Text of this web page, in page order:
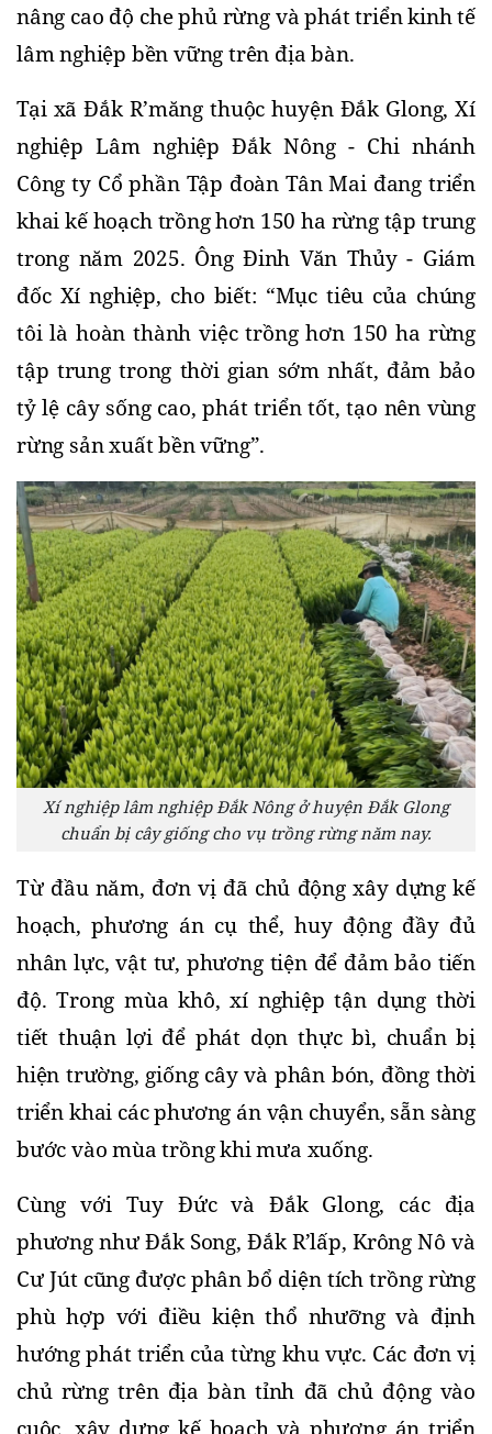
nâng cao độ che phủ rừng và phát triển kinh tế
lâm nghiệp bền vững trên địa bàn.
Tại xã Đắk R’măng thuộc huyện Đắk Glong, Xí
nghiệp Lâm nghiệp Đắk Nông - Chi nhánh
Công ty Cổ phần Tập đoàn Tân Mai đang triển
khai kế hoạch trồng hơn 150 ha rừng tập trung
trong năm 2025. Ông Đinh Văn Thủy - Giám
đốc Xí nghiệp, cho biết: “Mục tiêu của chúng
tôi là hoàn thành việc trồng hơn 150 ha rừng
tập trung trong thời gian sớm nhất, đảm bảo
tỷ lệ cây sống cao, phát triển tốt, tạo nên vùng
rừng sản xuất bền vững”.
Xí nghiệp lâm nghiệp Đắk Nông ở huyện Đắk Glong
chuẩn bị cây giống cho vụ trồng rừng năm nay.
Từ đầu năm, đơn vị đã chủ động xây dựng kế
hoạch, phương án cụ thể, huy động đầy đủ
nhân lực, vật tư, phương tiện để đảm bảo tiến
độ. Trong mùa khô, xí nghiệp tận dụng thời
tiết thuận lợi để phát dọn thực bì, chuẩn bị
hiện trường, giống cây và phân bón, đồng thời
triển khai các phương án vận chuyển, sẵn sàng
bước vào mùa trồng khi mưa xuống.
Cùng với Tuy Đức và Đắk Glong, các địa
phương như Đắk Song, Đắk R’lấp, Krông Nô và
Cư Jút cũng được phân bổ diện tích trồng rừng
phù hợp với điều kiện thổ nhưỡng và định
hướng phát triển của từng khu vực. Các đơn vị
chủ rừng trên địa bàn tỉnh đã chủ động vào
cuộc, xây dựng kế hoạch và phương án triển